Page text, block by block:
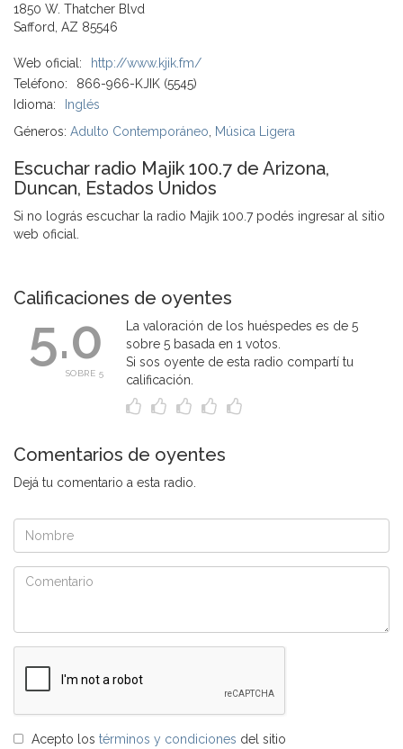
1850 W. Thatcher Blvd
Safford, AZ 85546
Web oficial:
http://www.kjik.fm/
Teléfono:
866-966-KJIK (5545)
Idioma:
Inglés
Géneros: Adulto Contemporáneo Música Ligera
Escuchar radio Majik 100.7 de Arizona,
Duncan, Estados Unidos
Si no lográs escuchar la radio Majik 100.7 podés ingresar al sitio
web oficial.
Calificaciones de oyentes
5.0
SOBRE 5
La valoración de los huéspedes es de 5
sobre 5 basada en 1 votos.
Si sos oyente de esta radio compartí tu
calificación.
Comentarios de oyentes
Dejá tu comentario a esta radio.
Acepto los términos y condiciones del sitio